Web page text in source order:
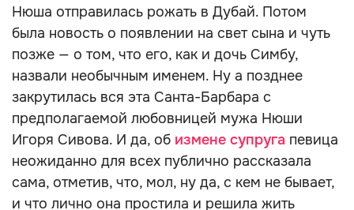
Нюша отправилась рожать в Дубай. Потом
была новость о появлении на свет сына и чуть
позже — о том, что его, как и дочь Симбу,
назвали необычным именем. Ну а позднее
закрутилась вся эта Санта-Барбара с
предполагаемой любовницей мужа Нюши
Игоря Сивова. И да, об измене супруга певица
неожиданно для всех публично рассказала
сама, отметив, что, мол, ну да, с кем не бывает,
и что лично она простила и решила жить